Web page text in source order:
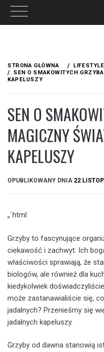
treści
STRONA GŁÓWNA
LIFESTYLE
SEN O SMAKOWITYCH
KAPELUSZY
SEN O
MAGICZNY
KAPELUSZY
OPUBLIKOWANY DNIA 22
„`html
Grzyby to fascynujące
ciekawość i zachwyt. Ich
właściwości sprawiają, że
biologów, ale również dla
kiedykolwiek
może zastanawialiście się,
jadalnych? Przenieśmy się
jadalnych kapeluszy.
Grzyby od dawna stanowią